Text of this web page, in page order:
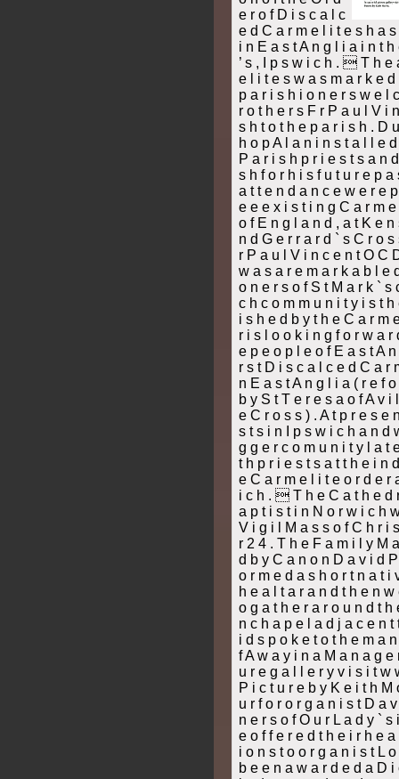
e r o f D i s c a l c
e d C a r m e l i t e s h a
i n E a s t A n g l i a i n t
’ s , I p s w i c h .  T h e
e l i t e s w a s m a r k e
p a r i s h i o n e r s w e l
r o t h e r s F r P a u l V i
s h t o t h e p a r i s h . D
h o p A l a n i n s t a l l e
P a r i s h p r i e s t s a n
s h f o r h i s f u t u r e p
a t t e n d a n c e w e r e
e e e x i s t i n g C a r m
o f E n g l a n d , a t K e
n d G e r r a r d ` s C r o
r P a u l V i n c e n t O C
w a s a r e m a r k a b l e
o n e r s o f S t M a r k ` s
c h c o m m u n i t y i s t
i s h e d b y t h e C a r m
r i s l o o k i n g f o r w a
e p e o p l e o f E a s t A
r s t D i s c a l c e d C a r
n E a s t A n g l i a ( r e f
b y S t T e r e s a o f A v
e C r o s s ) . A t p r e s e
s t s i n I p s w i c h a n d
g g e r c o m u n i t y l a t
t h p r i e s t s a t t h e i n
e C a r m e l i t e o r d e r
i c h .  T h e C a t h e d
a p t i s t i n N o r w i c h
V i g i l M a s s o f C h r i
r 2 4 . T h e F a m i l y M
d b y C a n o n D a v i d
o r m e d a s h o r t n a t i
h e a l t a r a n d t h e n
o g a t h e r a r o u n d t
n c h a p e l a d j a c e n
i d s p o k e t o t h e m a
f A w a y i n a M a n a g
u r e g a l l e r y v i s i t w
P i c t u r e b y K e i t h
u r f o r o r g a n i s t D a
n e r s o f O u r L a d y `
e o f f e r e d t h e i r h e
i o n s t o o r g a n i s t L
b e e n a w a r d e d a D